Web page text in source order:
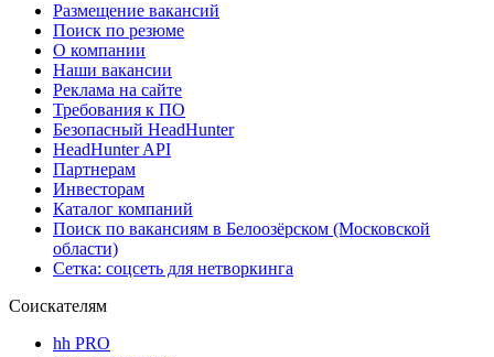
Размещение вакансий
Поиск по резюме
О компании
Наши вакансии
Реклама на сайте
Требования к ПО
Безопасный HeadHunter
HeadHunter API
Партнерам
Инвесторам
Каталог компаний
Поиск по вакансиям в Белоозёрском (Московской
области)
Сетка: соцсеть для нетворкинга
Соискателям
hh PRO